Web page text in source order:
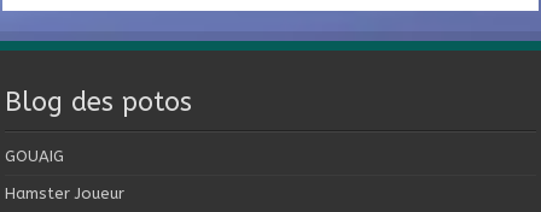
Blog des potos
GOUAIG
Hamster Joueur